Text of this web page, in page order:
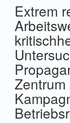
Extrem